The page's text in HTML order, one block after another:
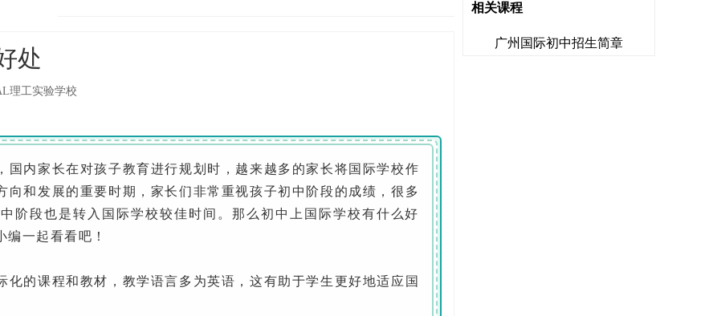
处
理工实验学校
内家长在对孩子教育进行规划时，越来越多的家长将国际学校作
向和发展的重要时期，家长们非常重视孩子初中阶段的成绩，很多
阶段也是转入国际学校较佳时间。那么初中上国际学校有什么好
一起看看吧！
的课程和教材，教学语言多为英语，这有助于学生更好地适应国
相关课程
广州国际初中招生简章